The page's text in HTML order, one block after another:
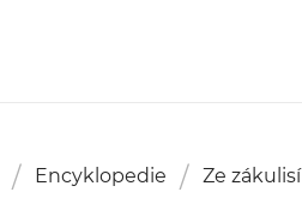
Encyklopedie Ze zákulisí